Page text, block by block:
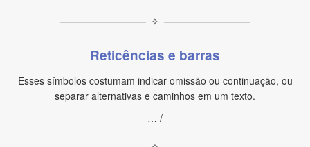
✧
Reticências e barras
Esses símbolos costumam indicar omissão ou continuação, ou
separar alternativas e caminhos em um texto.
… /